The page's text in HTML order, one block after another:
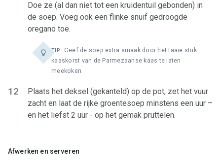
Doe ze (al dan niet tot een kruidentuil gebonden) in
de soep. Voeg ook een flinke snuif gedroogde
oregano toe.
TIP
Geef de soep extra smaak door het taaie stuk
kaaskorst van de Parmezaanse kaas te laten
meekoken.
12
Plaats het deksel (gekanteld) op de pot, zet het vuur
zacht en laat de rijke groentesoep minstens een uur –
en het liefst 2 uur - op het gemak pruttelen.
Afwerken en serveren